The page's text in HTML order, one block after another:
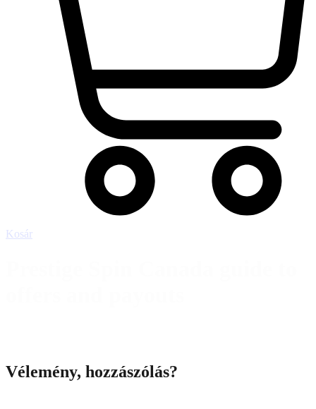
Kosár
Vélemény, hozzászólás?